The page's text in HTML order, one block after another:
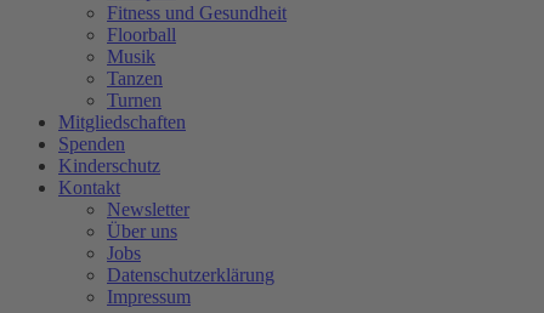
Fitness und Gesundheit
Floorball
Musik
Tanzen
Turnen
Mitgliedschaften
Spenden
Kinderschutz
Kontakt
Newsletter
Über uns
Jobs
Datenschutzerklärung
Impressum